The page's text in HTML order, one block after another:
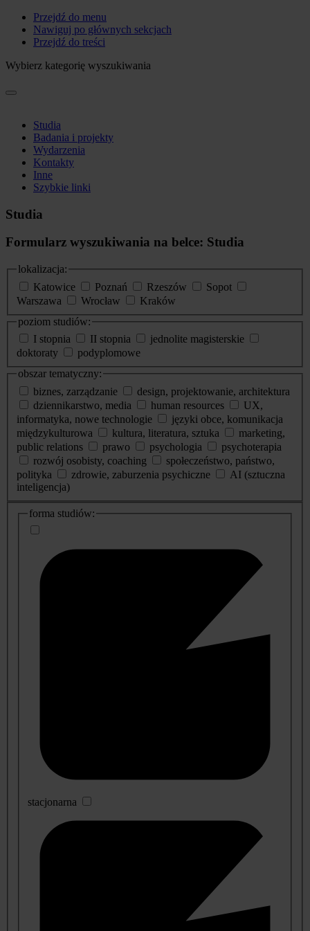
Przejdź do menu
Nawiguj po głównych sekcjach
Przejdź do treści
Wybierz kategorię wyszukiwania
Studia
Badania i projekty
Wydarzenia
Kontakty
Inne
Szybkie linki
Studia
Formularz wyszukiwania na belce: Studia
lokalizacja:
Katowice
Poznań Rzeszów
Sopot
Warszawa
Wrocław
Kraków
poziom studiów:
I stopnia
II stopnia
jednolite magisterskie
doktoraty
podyplomowe
obszar tematyczny:
biznes, zarządzanie
design, projektowanie, architektura
dziennikarstwo, media
human resources
UX,
informatyka, nowe technologie
języki obce, komunikacja
międzykulturowa
kultura, literatura, sztuka
marketing,
public relations
prawo psychologia
psychoterapia
rozwój osobisty, coaching
społeczeństwo, państwo,
polityka
zdrowie, zaburzenia psychiczne
AI (sztuczna
inteligencja)
dodatkowe
informacje
forma studiów:
stacjonarna